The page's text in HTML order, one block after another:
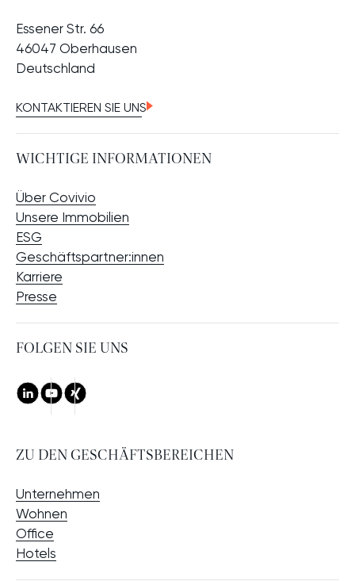
Essener Str. 66
46047 Oberhausen
Deutschland
KONTAKTIEREN SIE UNS
WICHTIGE INFORMATIONEN
Über Covivio
Unsere Immobilien
ESG
Geschäftspartner:innen
Karriere
Presse
FOLGEN SIE UNS
LinkedInYoutube
ZU DEN GESCHÄFTSBEREICHEN
Unternehmen
Wohnen
Office
Hotels